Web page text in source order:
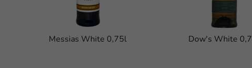
Messias White 0,75l Dow's White